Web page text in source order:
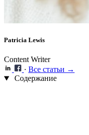
Patricia Lewis
Content Writer
· Все статьи →
Содержание